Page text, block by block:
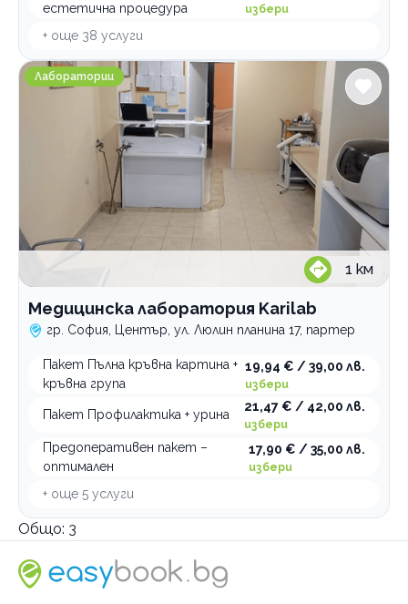
естетична процедура
избери
+ още 38 услуги
Медицинска лаборатория Karilab
Лаборатории
1 км
Медицинска лаборатория Karilab
гр. София, Център, ул. Люлин планина 17, партер
Пакет Пълна кръвна картина +
кръвна група
19,94 € / 39,00 лв.
избери
Пакет Профилактика + урина
21,47 € / 42,00 лв.
избери
Предоперативен пакет –
оптимален
17,90 € / 35,00 лв.
избери
+ още 5 услуги
Общо: 3